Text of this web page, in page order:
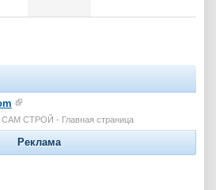
СТРОЙ - Главная страница
Реклама